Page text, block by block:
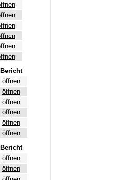
Bericht
öffnen
öffnen
öffnen
öffnen
öffnen
öffnen
Bericht
öffnen
öffnen